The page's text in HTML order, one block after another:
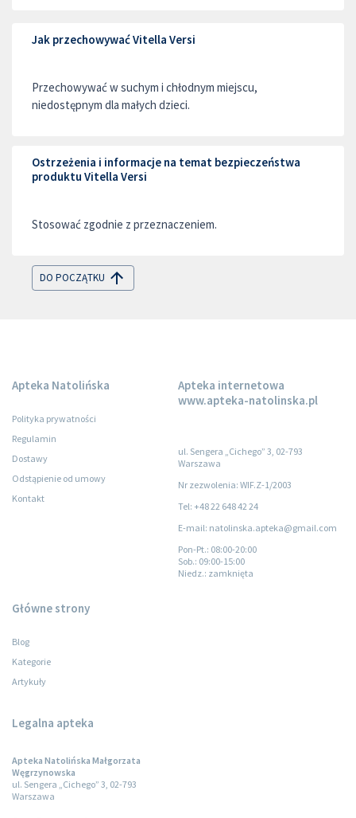
Jak przechowywać Vitella Versi
Przechowywać w suchym i chłodnym miejscu,
niedostępnym dla małych dzieci.
Ostrzeżenia i informacje na temat bezpieczeństwa
produktu Vitella Versi
Stosować zgodnie z przeznaczeniem.
DO POCZĄTKU
Apteka Natolińska
Polityka prywatności
Regulamin
Dostawy
Odstąpienie od umowy
Kontakt
Apteka internetowa
www.apteka-natolinska.pl
ul. Sengera „Cichego” 3, 02-793
Warszawa
Nr zezwolenia: WIF.Z-1/2003
Tel: +48 22 648 42 24
E-mail: natolinska.apteka@gmail.com
Pon-Pt.: 08:00-20:00
Sob.: 09:00-15:00
Niedz.: zamknięta
Główne strony
Blog
Kategorie
Artykuły
Legalna apteka
Apteka Natolińska Małgorzata
Węgrzynowska
ul. Sengera „Cichego” 3, 02-793
Warszawa